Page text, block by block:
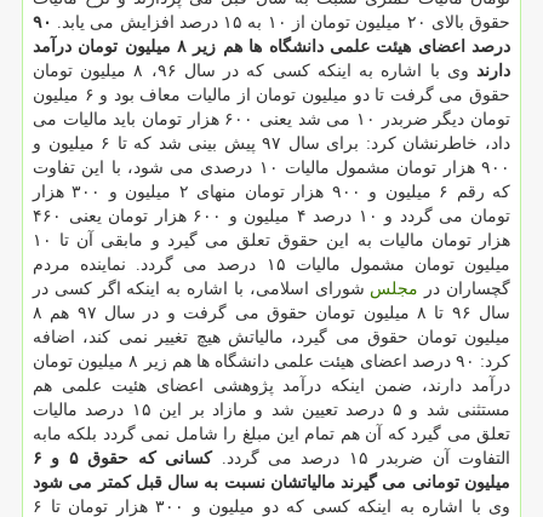
حقوق بالای ۲۰ میلیون تومان از ۱۰ به ۱۵ درصد افزایش می یابد.
۹۰
درصد اعضای هیئت علمی دانشگاه ها هم زیر ۸ میلیون تومان درآمد
دارند
وی با اشاره به اینكه كسی كه در سال ۹۶، ۸ میلیون تومان
حقوق می گرفت تا دو میلیون تومان از مالیات معاف بود و ۶ میلیون
تومان دیگر ضربدر ۱۰ می شد یعنی ۶۰۰ هزار تومان باید مالیات می
داد، خاطرنشان كرد: برای سال ۹۷ پیش بینی شد كه تا ۶ میلیون و
۹۰۰ هزار تومان مشمول مالیات ۱۰ درصدی می شود، با این تفاوت
كه رقم ۶ میلیون و ۹۰۰ هزار تومان منهای ۲ میلیون و ۳۰۰ هزار
تومان می گردد و ۱۰ درصد ۴ میلیون و ۶۰۰ هزار تومان یعنی ۴۶۰
هزار تومان مالیات به این حقوق تعلق می گیرد و مابقی آن تا ۱۰
میلیون تومان مشمول مالیات ۱۵ درصد می گردد. نماینده مردم
گچساران در مجلس شورای اسلامی، با اشاره به اینكه اگر كسی در
سال ۹۶ تا ۸ میلیون تومان حقوق می گرفت و در سال ۹۷ هم ۸
میلیون تومان حقوق می گیرد، مالیاتش هیچ تغییر نمی كند، اضافه
كرد: ۹۰ درصد اعضای هیئت علمی دانشگاه ها هم زیر ۸ میلیون تومان
درآمد دارند، ضمن اینكه درآمد پژوهشی اعضای هئیت علمی هم
مستثنی شد و ۵ درصد تعیین شد و مازاد بر این ۱۵ درصد مالیات
تعلق می گیرد كه آن هم تمام این مبلغ را شامل نمی گردد بلكه مابه
التفاوت آن ضربدر ۱۵ درصد می گردد.
كسانی كه حقوق ۵ و ۶
میلیون تومانی می گیرند مالیاتشان نسبت به سال قبل كمتر می شود
وی با اشاره به اینكه كسی كه دو میلیون و ۳۰۰ هزار تومان تا ۶